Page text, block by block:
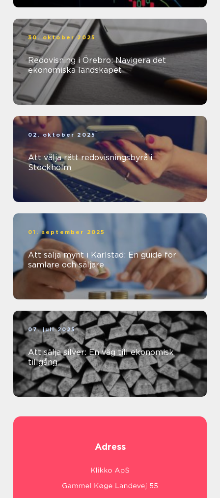
30. oktober 2025
Redovisning i Örebro: Navigera det
ekonomiska landskapet
02. oktober 2025
Att välja rätt redovisningsbyrå i
Stockholm
01. september 2025
Att sälja mynt i Karlstad: En guide för
samlare och säljare
07. juli 2025
Att sälja silver: En väg till ekonomisk
tillgång
Adress